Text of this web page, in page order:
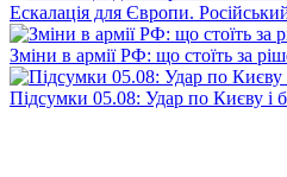
Ескалація для Європи.
Зміни в армії РФ: що стоїть за
Підсумки 05.08: Удар по Києву і